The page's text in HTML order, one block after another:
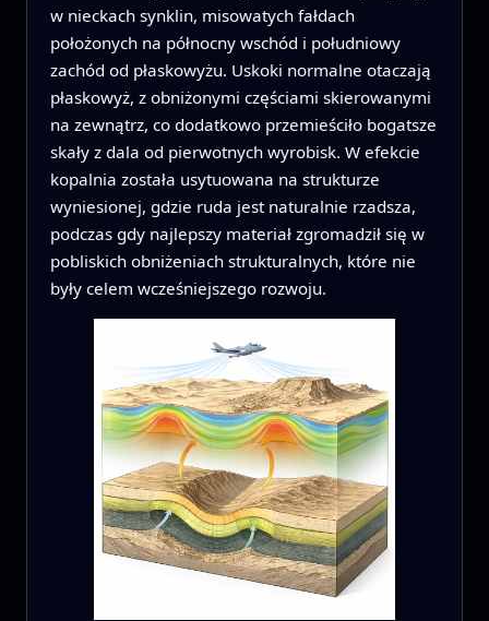
w nieckach synklin, misowatych fałdach
położonych na północny wschód i południowy
zachód od płaskowyżu. Uskoki normalne otaczają
płaskowyż, z obniżonymi częściami skierowanymi
na zewnątrz, co dodatkowo przemieściło bogatsze
skały z dala od pierwotnych wyrobisk. W efekcie
kopalnia została usytuowana na strukturze
wyniesionej, gdzie ruda jest naturalnie rzadsza,
podczas gdy najlepszy materiał zgromadził się w
pobliskich obniżeniach strukturalnych, które nie
były celem wcześniejszego rozwoju.